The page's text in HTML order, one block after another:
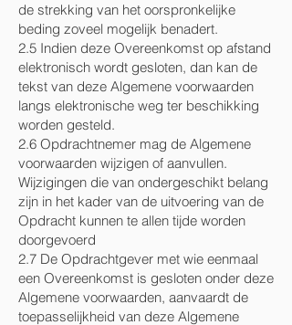
de strekking van het oorspronkelijke
beding zoveel mogelijk benadert.
2.5 Indien deze Overeenkomst op afstand
elektronisch wordt gesloten, dan kan de
tekst van deze Algemene voorwaarden
langs elektronische weg ter beschikking
worden gesteld.
2.6 Opdrachtnemer mag de Algemene
voorwaarden wijzigen of aanvullen.
Wijzigingen die van ondergeschikt belang
zijn in het kader van de uitvoering van de
Opdracht kunnen te allen tijde worden
doorgevoerd
2.7 De Opdrachtgever met wie eenmaal
een Overeenkomst is gesloten onder deze
Algemene voorwaarden, aanvaardt de
toepasselijkheid van deze Algemene